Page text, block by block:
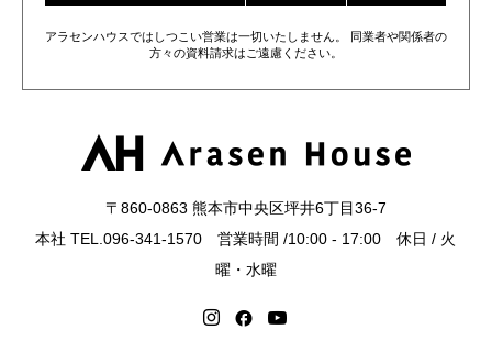
アラセンハウスではしつこい営業は一切いたしません。 同業者や関係者の
方々の資料請求はご遠慮ください。
〒860-0863 熊本市中央区坪井6丁目36-7
本社 TEL.096-341-1570 営業時間 /10:00 - 17:00 休日 / 火
曜・水曜